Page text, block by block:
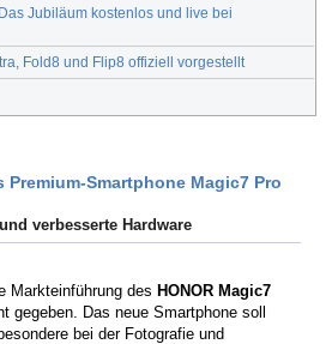
Jubiläum kostenlos und live bei
Fold8 und Flip8 offiziell vorgestellt
Smartphone Magic7 Pro
verbesserte Hardware
Markteinführung des HONOR Magic7
gegeben. Das neue Smartphone soll
bei der Fotografie und